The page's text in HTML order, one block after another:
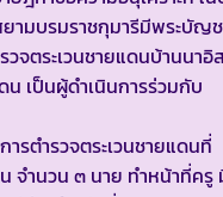
ามบรมราชกุมารีมีพระบัญ
วจตระเวนชายแดนบ้านนาอิ
เป็นผู้ดำเนินการร่วมกับ
ตำรวจตระเวนชายแดนที่
จำนวน ๓ นาย ทำหน้าที่ครู